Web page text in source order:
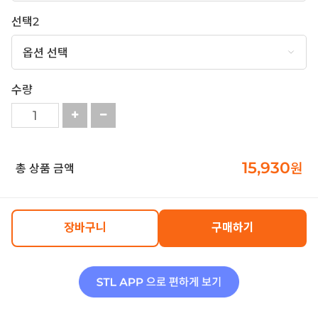
선택2
수량
총 상품 금액 15,930원
장바구니 구매하기